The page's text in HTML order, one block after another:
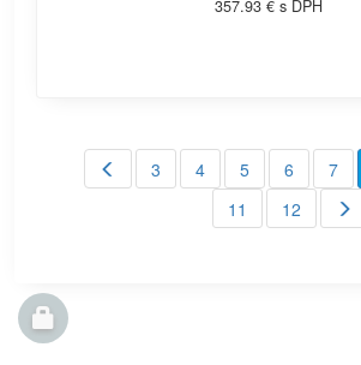
357.93 € s DPH
3 4 5 6 7
11
12